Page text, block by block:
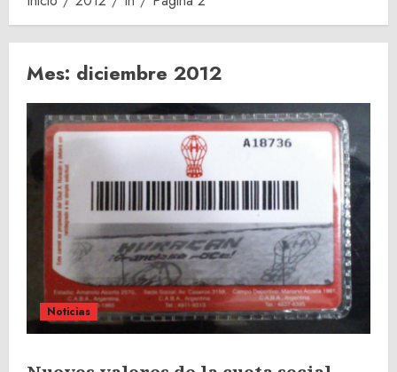
Mes: diciembre 2012
Noticias